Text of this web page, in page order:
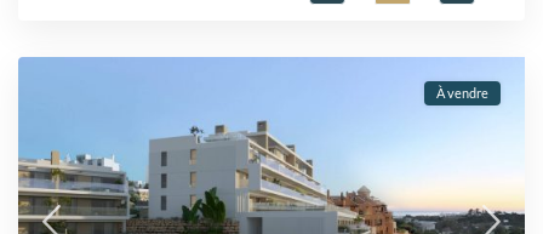
À vendre